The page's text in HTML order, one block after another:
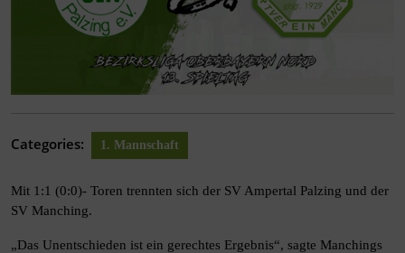
Categories: 1. Mannschaft
Mit 1:1 (0:0)- Toren trennten sich der SV Ampertal Palzing und der
SV Manching.
„Das Unentschieden ist ein gerechtes Ergebnis“, sagte Manchings